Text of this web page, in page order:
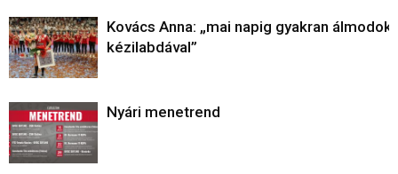
Kovács Anna: „mai napig gyakran álmodok
kézilabdával”
Nyári menetrend